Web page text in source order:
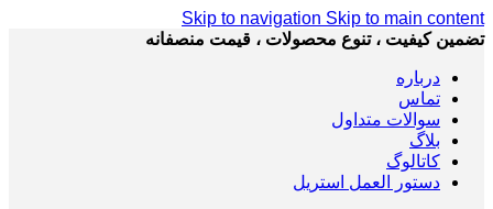
Skip to navigation Skip to main content
تضمین کیفیت ، تنوع محصولات ، قیمت منصفانه
درباره
تماس
سوالات متداول
بلاگ
کاتالوگ
دستور العمل استریل